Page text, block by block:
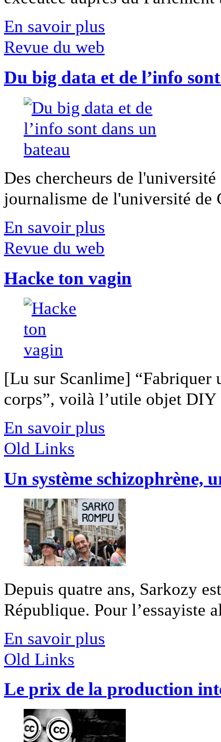
En savoir plus
Revue du web
Du big data et de l’info
Des chercheurs de
journalisme de l'université
En savoir plus
Revue du web
Hacke ton vagin
[Lu sur Scanlime] “Fabriquer
corps”, voilà l’utile objet
En savoir plus
Old Links
Un système schizophrène,
Depuis quatre ans, Sarkozy
République. Pour l’essayiste
En savoir plus
Old Links
Le prix de la production